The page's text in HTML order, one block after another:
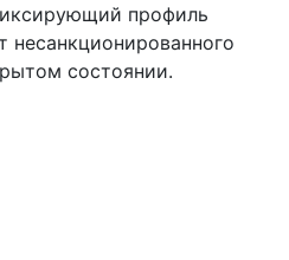
профиль
несанкционированного
состоянии.